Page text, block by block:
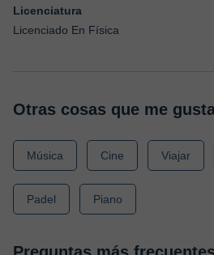
Licenciatura
Licenciado En Física
Otras cosas que me
Música Cine Viajar
Padel Piano